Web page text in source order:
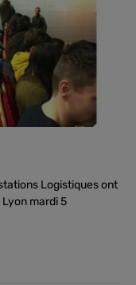
Logistiques ont
mardi 5